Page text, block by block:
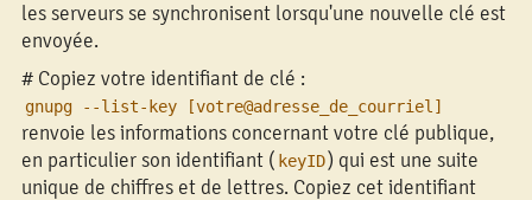
les serveurs se synchronisent lorsqu'une nouvelle clé est
envoyée.
# Copiez votre identifiant de clé :
gnupg --list-key [votre@adresse_de_courriel]
renvoie les informations concernant votre clé publique,
en particulier son identifiant ( keyID) qui est une suite
unique de chiffres et de lettres. Copiez cet identifiant